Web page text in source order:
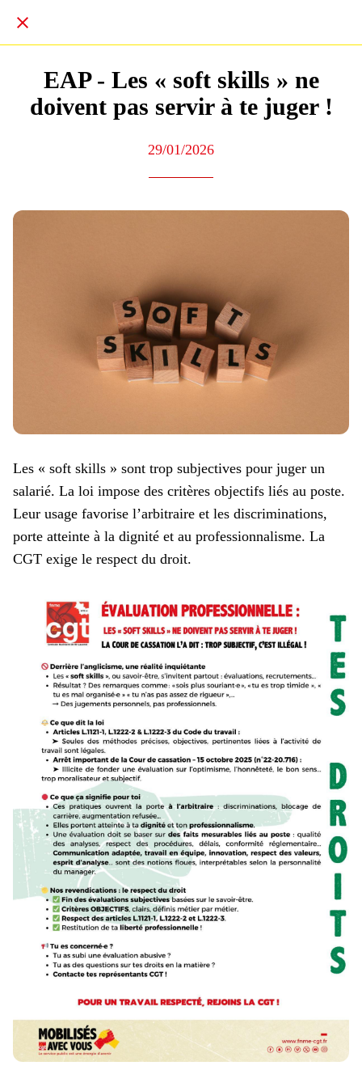
EAP - Les « soft skills » ne
doivent pas servir à te juger !
29/01/2026
Les « soft skills » sont trop subjectives pour juger un
salarié. La loi impose des critères objectifs liés au poste.
Leur usage favorise l’arbitraire et les discriminations,
porte atteinte à la dignité et au professionnalisme. La
CGT exige le respect du droit.